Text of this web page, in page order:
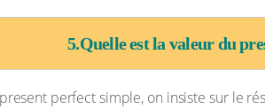
5.Quelle est la valeur du
perfect simple, on insiste sur le